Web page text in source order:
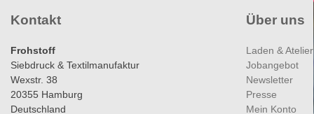
Kontakt
Frohstoff
Siebdruck & Textilmanufaktur
Wexstr. 38
20355 Hamburg
Deutschland
Über uns
Laden & Atelier
Jobangebot
Newsletter
Presse
Mein Konto